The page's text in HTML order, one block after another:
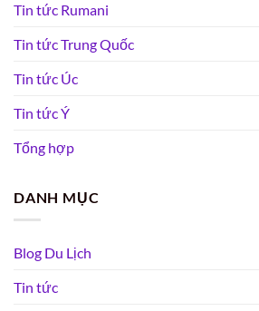
Tin tức Rumani
Tin tức Trung Quốc
Tin tức Úc
Tin tức Ý
Tổng hợp
DANH MỤC
Blog Du Lịch
Tin tức